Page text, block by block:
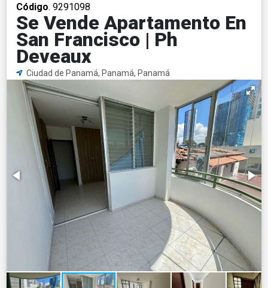
Código. 9291098
Se Vende Apartamento En
San Francisco | Ph
Deveaux
Ciudad de Panamá, Panamá, Panamá